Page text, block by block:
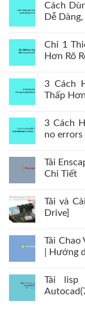
Cách
Dễ
Chỉ 1
Hơn Rõ
3 Cách
Thấp Hơn
3 Cách
no errors
Tải
Chi Tiết
Tải và
Drive]
Tải Chao
| Hướng
Tải lisp